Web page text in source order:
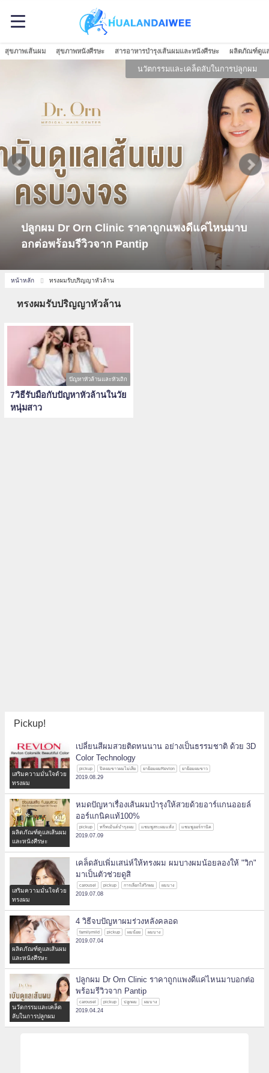
สุขภาพเส้นผม สุขภาพหนังศีรษะ สารอาหารบำรุงเส้นผมและหนังศีรษะ ผลิตภัณฑ์ดูแล
นวัตกรรมและเคล็ดลับในการปลูกผม
ปลูกผม Dr Orn Clinic ราคาถูกแพงดีแค่ไหนมาบ
อกต่อพร้อมรีวิวจาก Pantip
หน้าหลัก ทรงผมรับปริญญาหัวล้าน
ทรงผมรับปริญญาหัวล้าน
ปัญหาหัวล้านและหัวเถิก
7วิธีรับมือกับปัญหาหัวล้านในวัย
หนุ่มสาว
Pickup!
เสริมความมั่นใจด้วย
ทรงผม
เปลี่ยนสีผมสวยติดทนนาน อย่างเป็นธรรมชาติ ด้วย 3D
Color Technology
pickup ปิดผมขาวผมไม่เสีย ยาย้อมผมRevlon ยาย้อมผมขาว
2019.08.29
ผลิตภัณฑ์ดูแลเส้นผม
และหนังศีรษะ
หมดปัญหาเรื่องเส้นผมบำรุงให้สวยด้วยอาร์แกนออยล์
ออร์แกนิคแท้100%
pickup ทรีทเม้นต์บำรุงผม แชมพูสระผมแห้ง แชมพูออร์กานิค
2019.07.09
เสริมความมั่นใจด้วย
ทรงผม
เคล็ดลับเพิ่มเสน่ห์ให้ทรงผม ผมบางผมน้อยลองให้ "วิก"
มาเป็นตัวช่วยดูสิ
carousel pickup การเลือกใส่วิกผม ผมบาง
2019.07.08
ผลิตภัณฑ์ดูแลเส้นผม
และหนังศีรษะ
4 วิธีจบปัญหาผมร่วงหลังคลอด
familymild pickup ผมน้อย ผมบาง
2019.07.04
นวัตกรรมและเคล็ด
ลับในการปลูกผม
ปลูกผม Dr Orn Clinic ราคาถูกแพงดีแค่ไหนมาบอกต่อ
พร้อมรีวิวจาก Pantip
carousel pickup ปลูกผม ผมบาง
2019.04.24